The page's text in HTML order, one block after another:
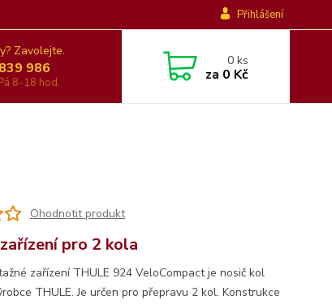
Přihlášení
Zavolejte.
986
8-18 hod.
0ks
za 0 Kč
Ohodnotit produkt
pro 2 kola
zařízení THULE 924 VeloCompact je nosič kol
THULE. Je určen pro přepravu 2 kol. Konstrukce